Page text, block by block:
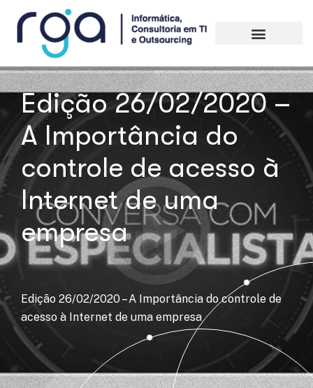
Edição 26/02/2020 –
A Importância do
controle de acesso à
Internet de uma
empresa
Edição 26/02/2020 – A Importância do controle de
acesso à Internet de uma empresa